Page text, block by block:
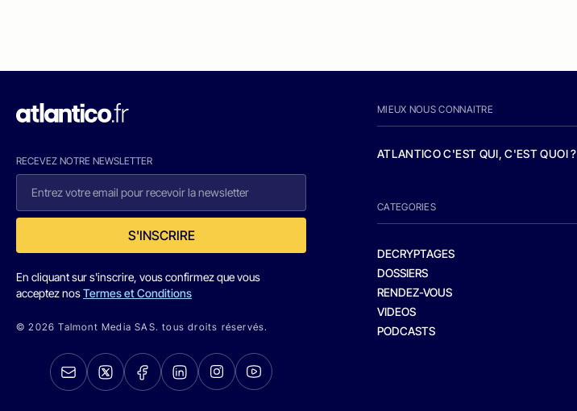
RECEVEZ NOTRE NEWSLETTER
S'INSCRIRE
En cliquant sur s'inscrire, vous confirmez que vous
acceptez nosTermes et Conditions
© 2026 Talmont Media SAS. tous droits réservés.
MIEUX NOUS CONNAITRE
ATLANTICO C'EST QUI, C'EST QUOI ?
CATEGORIES
DECRYPTAGES
DOSSIERS
RENDEZ-VOUS
VIDEOS
PODCASTS